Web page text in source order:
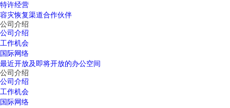
特许经营
容灾恢复渠道合作伙伴
公司介绍
公司介绍
工作机会
国际网络
最近开放及即将开放的办公空间
公司介绍
公司介绍
工作机会
国际网络